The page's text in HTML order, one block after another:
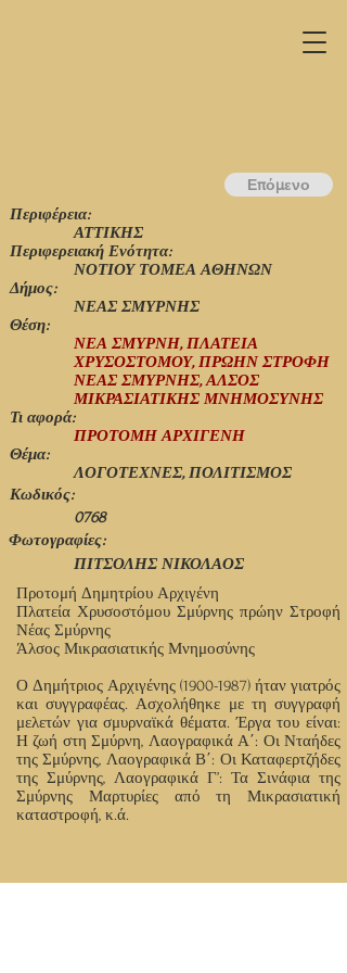
Περιφέρεια:
Προτομή Δημητρίου Αρχιγένη
Πλατεία Χρυσοστόμου Σμύρνης πρώην Στροφή
Νέας Σμύρνης
Άλσος Μικρασιατικής Μνημοσύνης
Ο Δημήτριος Αρχιγένης (1900-1987) ήταν γιατρός
και συγγραφέας. Ασχολήθηκε με τη συγγραφή
μελετών για σμυρναϊκά θέματα. Έργα του είναι:
Η ζωή στη Σμύρνη, Λαογραφικά Α΄: Οι Νταήδες
της Σμύρνης, Λαογραφικά Β΄: Οι Καταφερτζήδες
της Σμύρνης, Λαογραφικά Γ’: Τα Σινάφια της
Σμύρνης Μαρτυρίες από τη Μικρασιατική
καταστροφή, κ.ά.
ΝΟΤΙΟΥ ΤΟΜΕΑ ΑΘΗΝΩΝ
ΑΤΤΙΚΗΣ
Περιφερειακή Ενότητα:
ΝΕΑΣ ΣΜΥΡΝΗΣ
Δήμος:
Θέση:
ΝΕΑ ΣΜΥΡΝΗ, ΠΛΑΤΕΙΑ
ΧΡΥΣΟΣΤΟΜΟΥ, ΠΡΩΗΝ ΣΤΡΟΦΗ
ΝΕΑΣ ΣΜΥΡΝΗΣ, ΑΛΣΟΣ
ΜΙΚΡΑΣΙΑΤΙΚΗΣ ΜΝΗΜΟΣΥΝΗΣ
Τι αφορά:
ΠΡΟΤΟΜΗ ΑΡΧΙΓΕΝΗ
Θέμα:
ΛΟΓΟΤΕΧΝΕΣ, ΠΟΛΙΤΙΣΜΟΣ
Φωτογραφίες:
ΠΙΤΣΟΛΗΣ ΝΙΚΟΛΑΟΣ
Κωδικός:
0768
Επόμενο